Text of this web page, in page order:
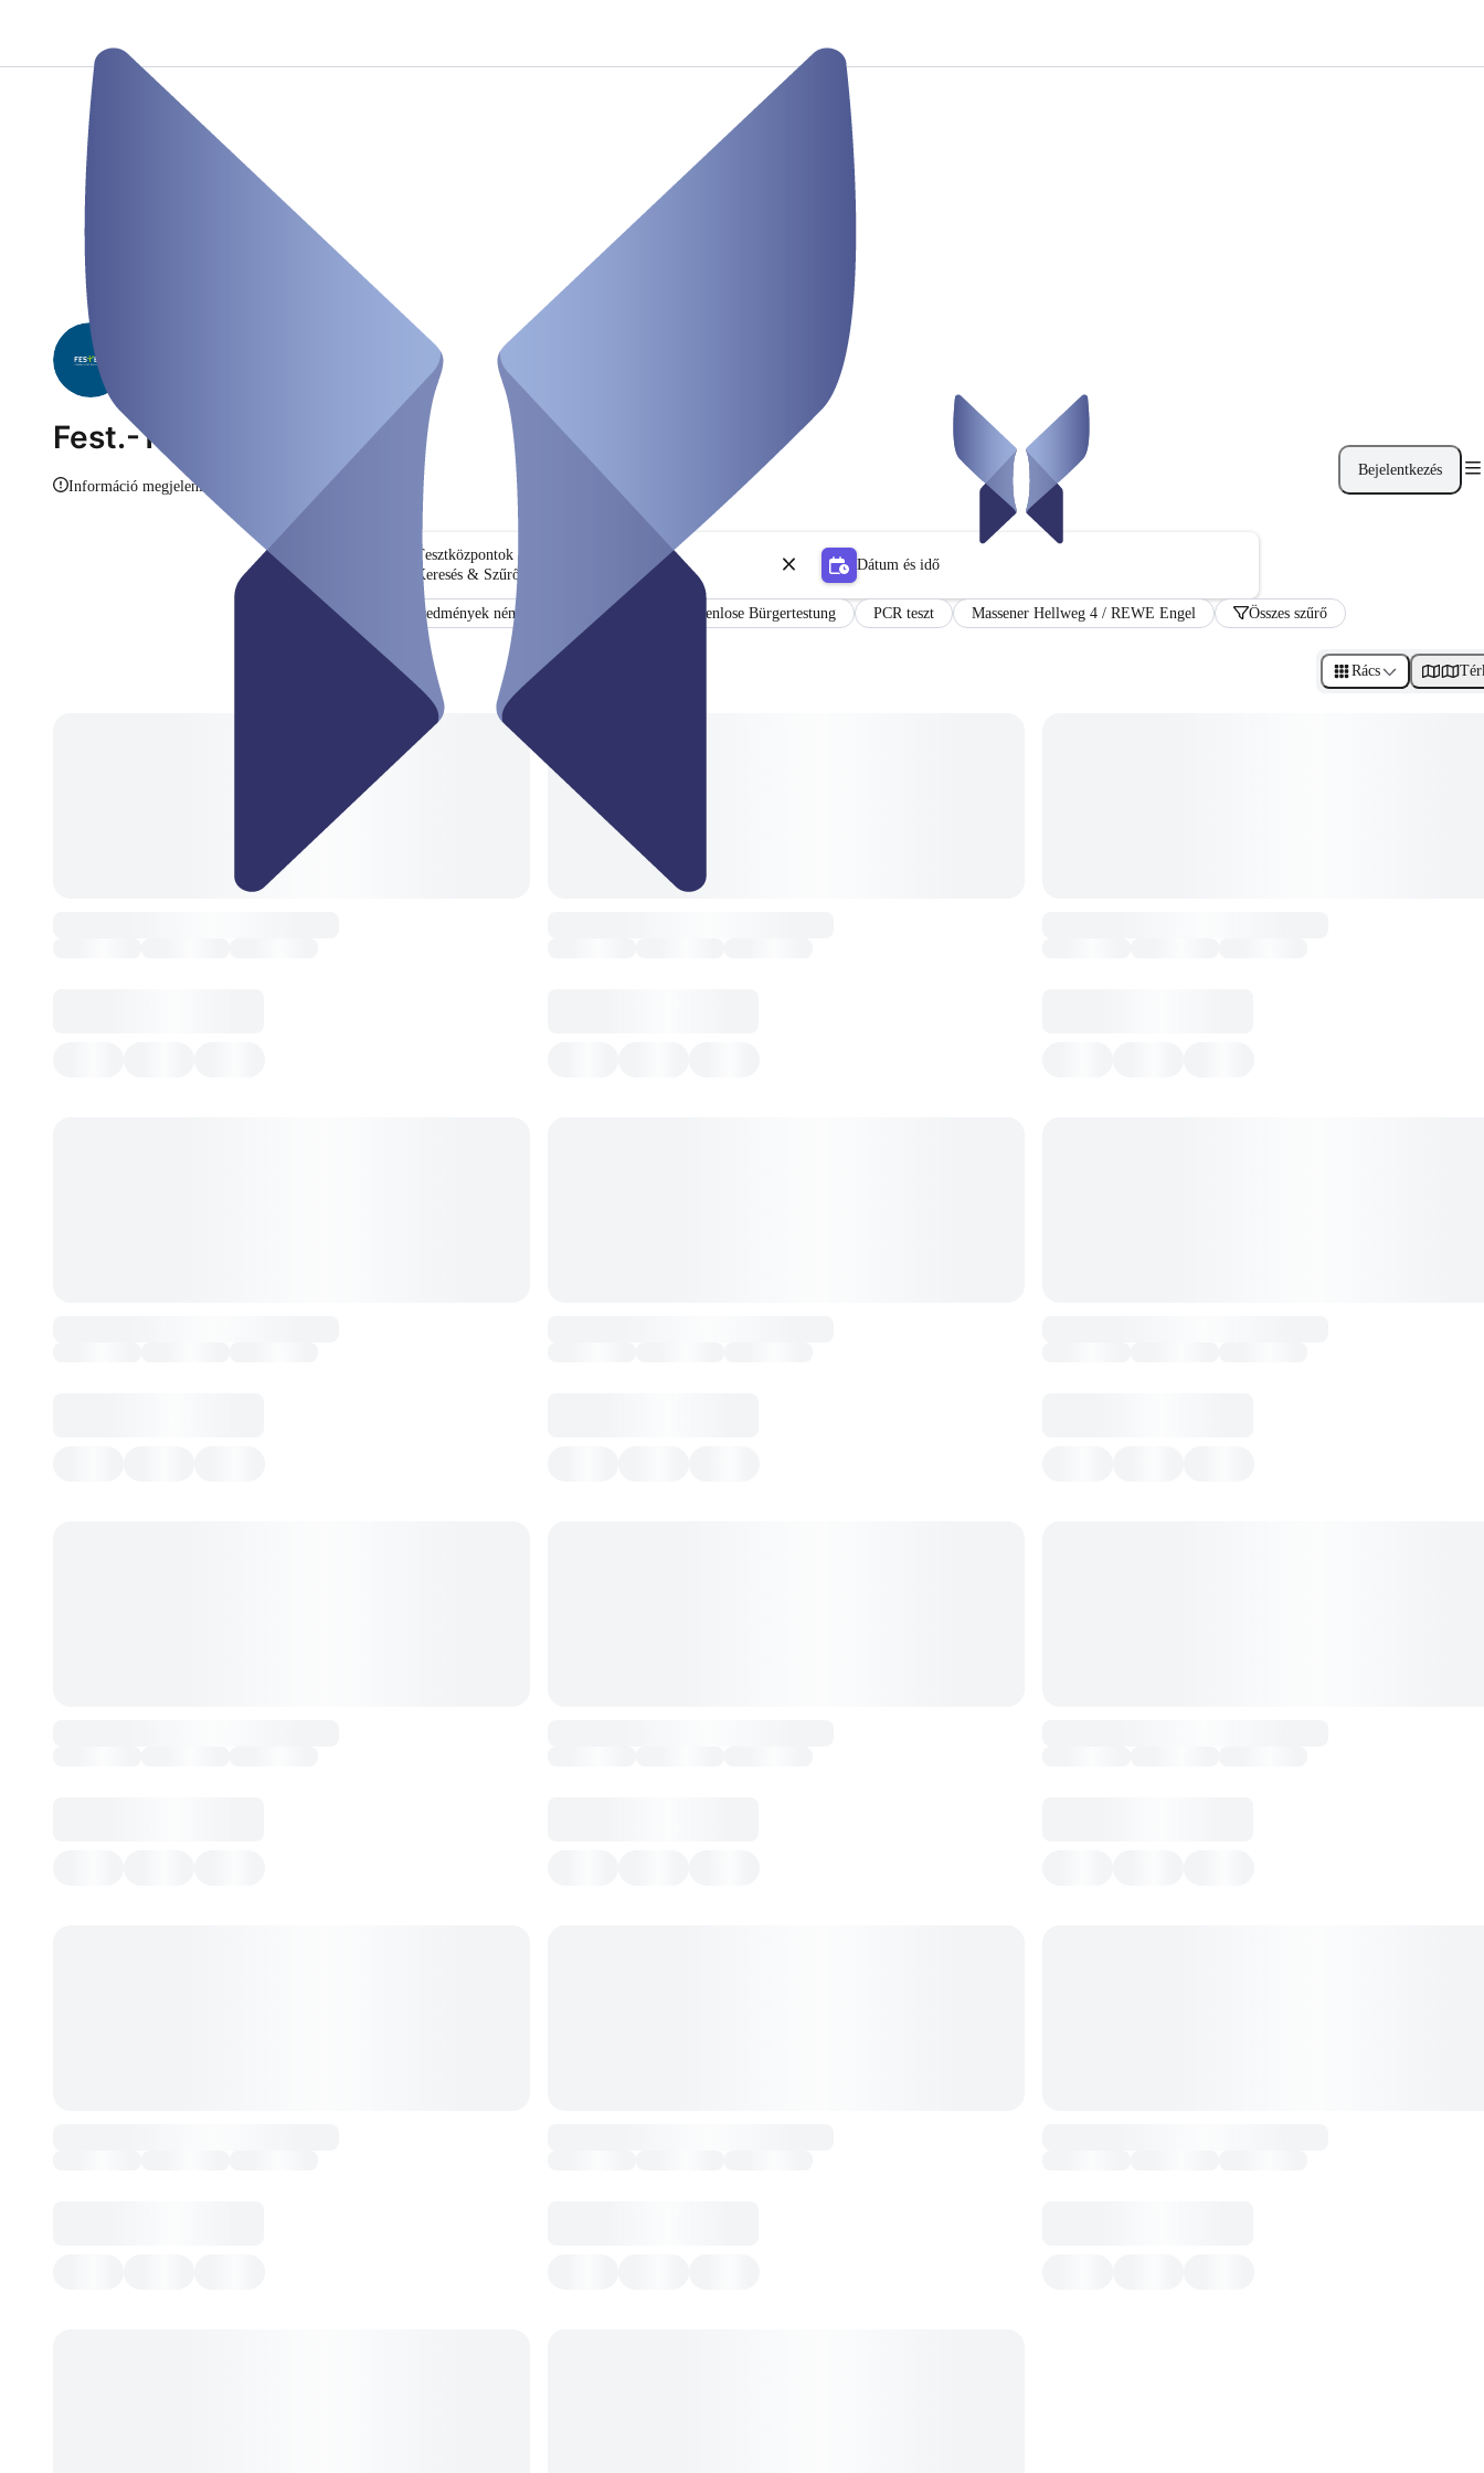
Bejelentkezés
Fest.-Test
Információ megjelenítése
Tesztközpontok
Keresés & Szűrő
Dátum és idő
Tanúsítvány Eredmények német és angol nyelven Kostenlose Bürgertestung PCR teszt Massener Hellweg 4 / REWE Engel Összes szűrő
Rács